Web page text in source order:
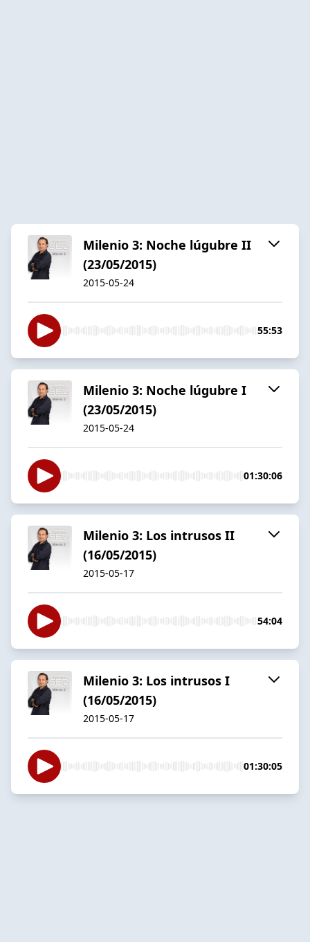
Milenio 3: Noche lúgubre II
(23/05/2015)
2015-05-24
55:53
Milenio 3: Noche lúgubre I
(23/05/2015)
2015-05-24
01:30:06
Milenio 3: Los intrusos II
(16/05/2015)
2015-05-17
54:04
Milenio 3: Los intrusos I
(16/05/2015)
2015-05-17
01:30:05